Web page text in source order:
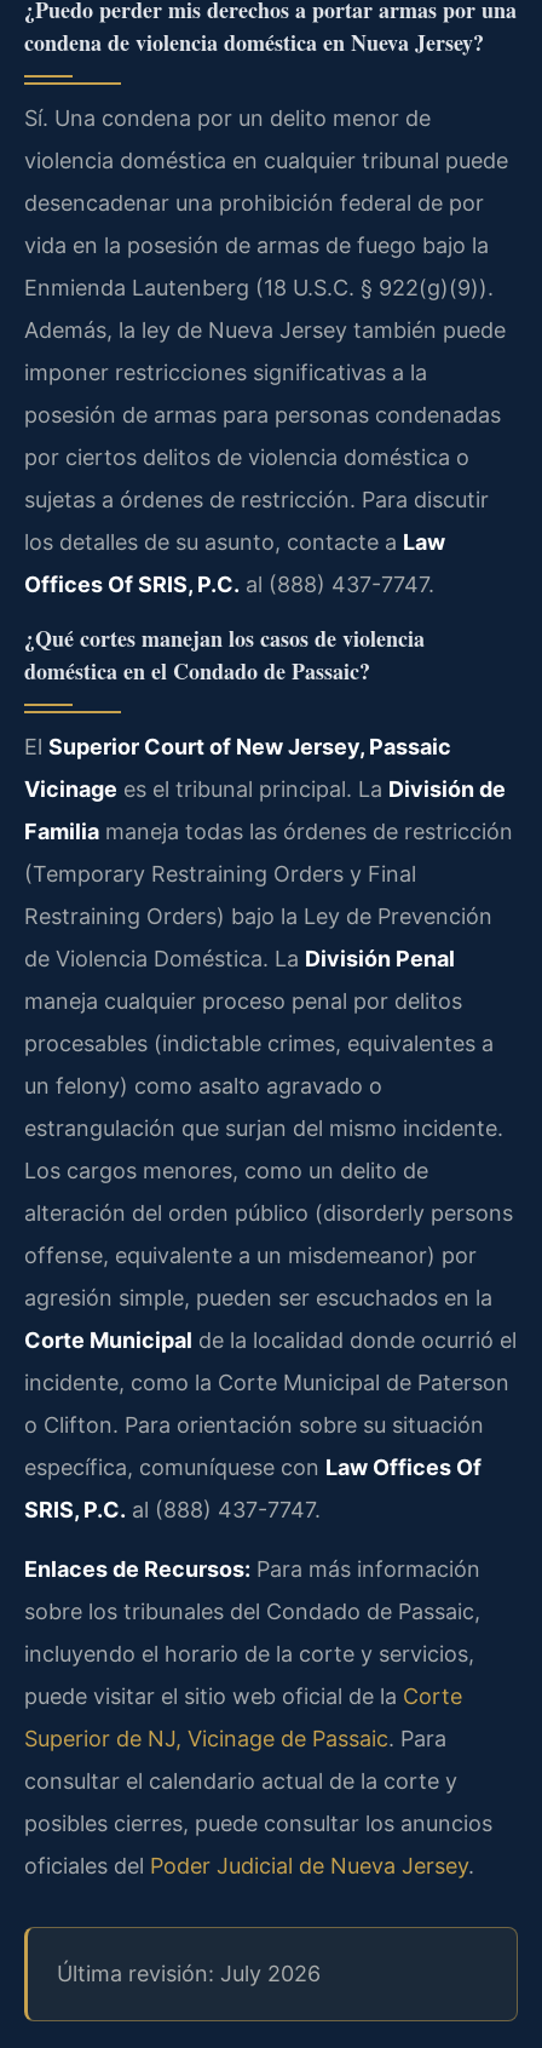
¿Puedo perder mis derechos a portar armas por una
condena de violencia doméstica en Nueva Jersey?
Sí. Una condena por un delito menor de
violencia doméstica en cualquier tribunal puede
desencadenar una prohibición federal de por
vida en la posesión de armas de fuego bajo la
Enmienda Lautenberg (18 U.S.C. § 922(g)(9)).
Además, la ley de Nueva Jersey también puede
imponer restricciones significativas a la
posesión de armas para personas condenadas
por ciertos delitos de violencia doméstica o
sujetas a órdenes de restricción. Para discutir
los detalles de su asunto, contacte a Law
Offices Of SRIS, P.C. al (888) 437-7747.
¿Qué cortes manejan los casos de violencia
doméstica en el Condado de Passaic?
El Superior Court of New Jersey, Passaic
Vicinage es el tribunal principal. La División de
Familia maneja todas las órdenes de restricción
(Temporary Restraining Orders y Final
Restraining Orders) bajo la Ley de Prevención
de Violencia Doméstica. La División Penal
maneja cualquier proceso penal por delitos
procesables (indictable crimes, equivalentes a
un felony) como asalto agravado o
estrangulación que surjan del mismo incidente.
Los cargos menores, como un delito de
alteración del orden público (disorderly persons
offense, equivalente a un misdemeanor) por
agresión simple, pueden ser escuchados en la
Corte Municipal de la localidad donde ocurrió el
incidente, como la Corte Municipal de Paterson
o Clifton. Para orientación sobre su situación
específica, comuníquese con Law Offices Of
SRIS, P.C. al (888) 437-7747.
Enlaces de Recursos: Para más información
sobre los tribunales del Condado de Passaic,
incluyendo el horario de la corte y servicios,
puede visitar el sitio web oficial de la Corte
Superior de NJ, Vicinage de Passaic. Para
consultar el calendario actual de la corte y
posibles cierres, puede consultar los anuncios
oficiales del Poder Judicial de Nueva Jersey.
Última revisión: July 2026